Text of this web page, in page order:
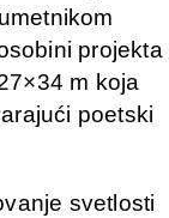
projekta
m koja
poetski
svetlosti